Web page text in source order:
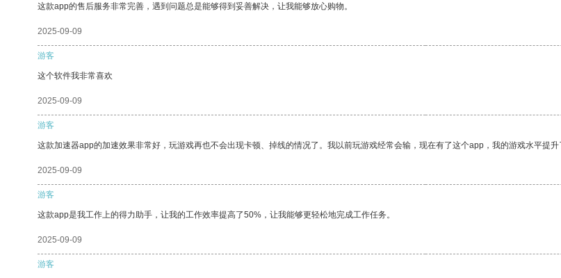
这款app的售后服务非常完善，遇到问题总是能够得到妥善解决，让我能够放心购物。
2025-09-09
游客
这个软件我非常喜欢
2025-09-09
游客
这款加速器app的加速效果非常好，玩游戏再也不会出现卡顿、掉线的情况了。我以前玩游戏经常会输，现在有了这个app，我的游戏水平提升
2025-09-09
游客
这款app是我工作上的得力助手，让我的工作效率提高了50%，让我能够更轻松地完成工作任务。
2025-09-09
游客